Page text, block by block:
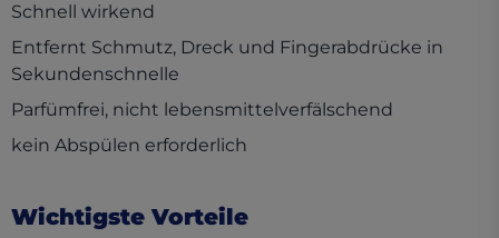
Schnell wirkend
Entfernt Schmutz, Dreck und Fingerabdrücke in
Sekundenschnelle
Parfümfrei, nicht lebensmittelverfälschend
kein Abspülen erforderlich
Wichtigste Vorteile